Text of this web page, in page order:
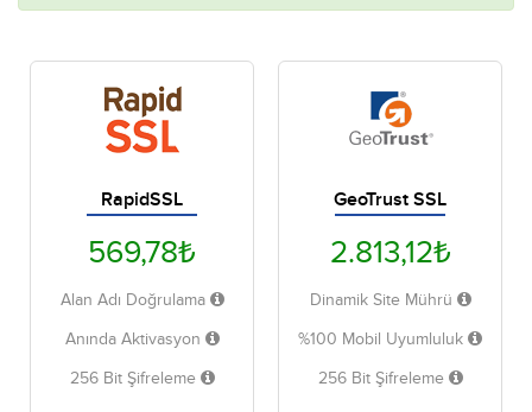
RapidSSL
569,78₺
Alan Adı Doğrulama
Anında Aktivasyon
256 Bit Şifreleme
GeoTrust SSL
2.813,12₺
Dinamik Site Mührü
%100 Mobil Uyumluluk
256 Bit Şifreleme